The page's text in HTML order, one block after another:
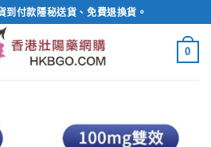
到付款隱秘送貨、免費退換貨。
0